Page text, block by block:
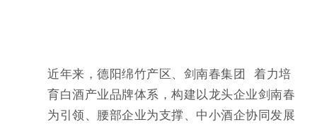
近年来，德阳绵竹产区、 剑南春集团
着力培
育白酒产业品牌体系，构建以龙头企业剑南春
为引领、腰部企业为支撑、中小酒企协同发展